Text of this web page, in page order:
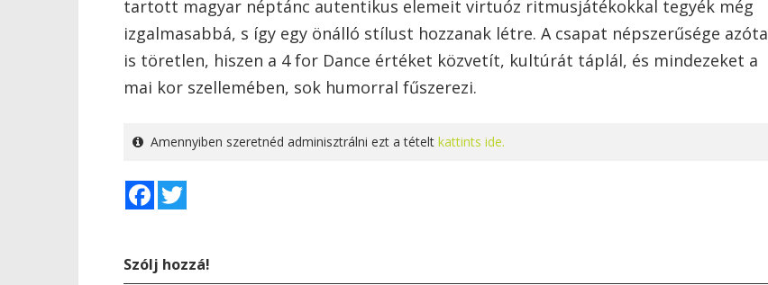
tartott magyar néptánc autentikus elemeit virtuóz ritmusjátékokkal tegyék még
izgalmasabbá, s így egy önálló stílust hozzanak létre. A csapat népszerűsége azóta
is töretlen, hiszen a 4 for Dance értéket közvetít, kultúrát táplál, és mindezeket a
mai kor szellemében, sok humorral fűszerezi.
Amennyiben szeretnéd adminisztrálni ezt a tételt kattints ide.
Facebook
Szólj hozzá!